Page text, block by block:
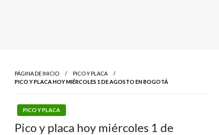
PÁGINA DE INICIO
PICO Y PLACA
PICO Y PLACA HOY MIÉRCOLES 1 DE AGOSTO EN BOGOTÁ
PICO Y PLACA
Pico y placa hoy miércoles 1 de